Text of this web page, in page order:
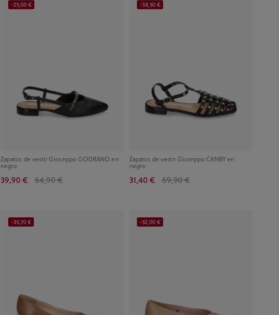
Zapatos de vestir Gioseppo GODRANO en
negro
39,90 € 64,90 €
-25,00 €
Zapatos de vestir Gioseppo CANBY en
negro
31,40 € 69,90 €
-38,50 €
-35,70 € -52,00 €